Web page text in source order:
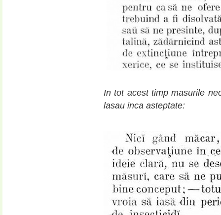
In tot acest timp masurile
lasau inca asteptate: